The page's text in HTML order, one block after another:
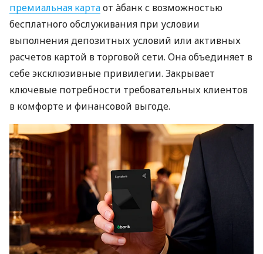
премиальная картаот àбанк с возможностью
бесплатного обслуживания при условии
выполнения депозитных условий или активных
расчетов картой в торговой сети. Она объединяет в
себе эксклюзивные привилегии. Закрывает
ключевые потребности требовательных клиентов
в комфорте и финансовой выгоде.